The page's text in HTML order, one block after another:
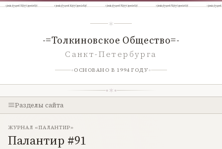
-=Толкиновское Общество=-
Санкт-Петербурга
ОСНОВАНО В 1994 ГОДУ
Разделы сайта
ЖУРНАЛ «ПАЛАНТИР»
Палантир #91